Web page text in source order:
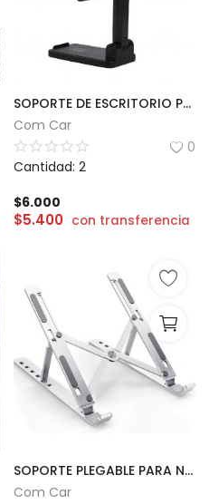
SOPORTE DE ESCRITORIO PARA CELULAR | MINISO
Com Car
0
Cantidad: 2
$6.000
$5.400 con transferencia
SOPORTE PLEGABLE PARA NOTEBOOK METALICO
Com Car